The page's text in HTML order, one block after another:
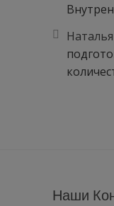
Наталья
Наши